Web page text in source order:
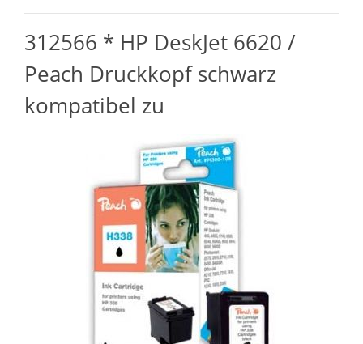
312566 * HP DeskJet 6620 /
Peach Druckkopf schwarz
kompatibel zu